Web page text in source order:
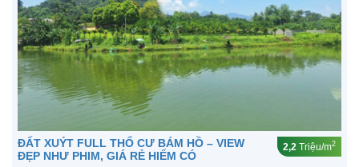
ĐẤT XUÝT FULL THỔ CƯ BÁM HỒ – VIEW
ĐẸP NHƯ PHIM, GIÁ RẺ HIẾM CÓ
2,2 Triệu/m2